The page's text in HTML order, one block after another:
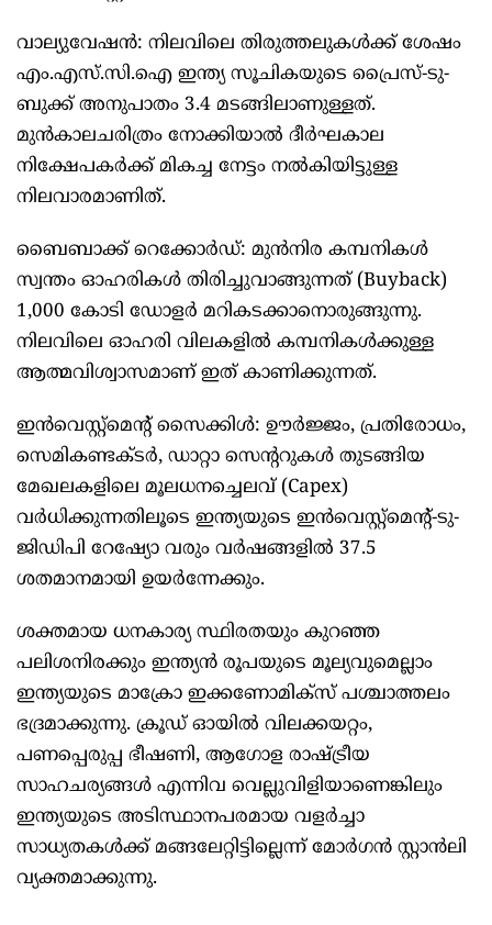
വാല്യുവേഷൻ: നിലവിലെ തിരുത്തലുകൾക്ക് ശേഷം
എം.എസ്.സി.ഐ ഇന്ത്യ സൂചികയുടെ പ്രൈസ്-ടു-
ബുക്ക് അനുപാതം 3.4 മടങ്ങിലാണുള്ളത്.
മുൻകാലചരിത്രം നോക്കിയാൽ ദീർഘകാല
നിക്ഷേപകർക്ക് മികച്ച നേട്ടം നൽകിയിട്ടുള്ള
നിലവാരമാണിത്.
ബൈബാക്ക് റെക്കോർഡ്: മുൻനിര കമ്പനികൾ
സ്വന്തം ഓഹരികൾ തിരിച്ചുവാങ്ങുന്നത് (Buyback)
1,000 കോടി ഡോളർ മറികടക്കാനൊരുങ്ങുന്നു.
നിലവിലെ ഓഹരി വിലകളിൽ കമ്പനികൾക്കുള്ള
ആത്മവിശ്വാസമാണ് ഇത് കാണിക്കുന്നത്.
ഇൻവെസ്റ്റ്മെന്റ് സൈക്കിൾ: ഊർജ്ജം, പ്രതിരോധം,
സെമികണ്ടക്ടർ, ഡാറ്റാ സെന്ററുകൾ തുടങ്ങിയ
മേഖലകളിലെ മൂലധനച്ചെലവ് (Capex)
വർധിക്കുന്നതിലൂടെ ഇന്ത്യയുടെ ഇൻവെസ്റ്റ്മെന്റ്-ടു-
ജിഡിപി റേഷ്യോ വരും വർഷങ്ങളിൽ 37.5
ശതമാനമായി ഉയർന്നേക്കും.
ശക്തമായ ധനകാര്യ സ്ഥിരതയും കുറഞ്ഞ
പലിശനിരക്കും ഇന്ത്യൻ രൂപയുടെ മൂല്യവുമെല്ലാം
ഇന്ത്യയുടെ മാക്രോ ഇക്കണോമിക്സ് പശ്ചാത്തലം
ഭദ്രമാക്കുന്നു. ക്രൂഡ് ഓയിൽ വിലക്കയറ്റം,
പണപ്പെരുപ്പ ഭീഷണി, ആഗോള രാഷ്ട്രീയ
സാഹചര്യങ്ങൾ എന്നിവ വെല്ലുവിളിയാണെങ്കിലും
ഇന്ത്യയുടെ അടിസ്ഥാനപരമായ വളർച്ചാ
സാധ്യതകൾക്ക് മങ്ങലേറ്റിട്ടില്ലെന്ന് മോർഗൻ സ്റ്റാൻലി
വ്യക്തമാക്കുന്നു.